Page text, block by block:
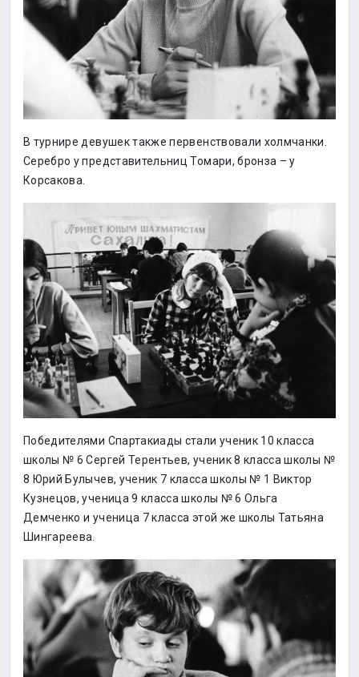
В турнире девушек также первенствовали холмчанки.
Серебро у представительниц Томари, бронза – у
Корсакова.
Победителями Спартакиады стали ученик 10 класса
школы № 6 Сергей Терентьев, ученик 8 класса школы №
8 Юрий Булычев, ученик 7 класса школы № 1 Виктор
Кузнецов, ученица 9 класса школы № 6 Ольга
Демченко и ученица 7 класса этой же школы Татьяна
Шингареева.